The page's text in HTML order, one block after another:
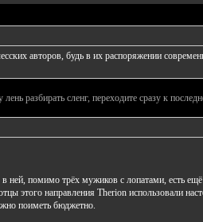
авторов, будь в их распоряжении
разбирать сленг, переходите сразу к
ней, помимо трёх мужиков с лопатами, есть
этого направления Therion использовали
поиметь бюджетно.